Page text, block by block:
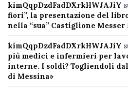
kimQqpDzdFadDXrkHWJAJiY
fiori”, la presentazione del
nella “sua” Castiglione
kimQqpDzdFadDXrkHWJAJiY
più medici e infermieri per
interne. I soldi? Togliendoli
di Messina»